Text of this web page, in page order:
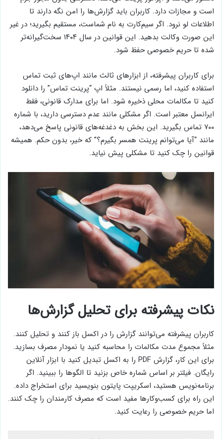
طبق قانون جرایم رایانه‌ای ایران، اپراتورها اطلاعات را تا ۶ ماه ذخیره
می‌کنند. برای پرینت خط خود، هیچ حکمی لازم نیست، اما برای
دیگران نیاز به حکم قضایی دارد. مثلاً در پرونده‌های قضایی، قاضی
دستور می‌دهد و اپراتور پرینت می‌دهد. دسترسی بدون مجوز جرم
است و مجازات دارد. کاربران باید گزارش‌ها را امن نگه دارند تا
اطلاعات لو نرود. اگر سیم‌کارت به نام شماست، مستقیم بگیرید؛ در غیر
این صورت وکالت بدهید. این قوانین در سال ۱۴۰۴ سخت‌گیرانه‌تر
شده تا حریم خصوصی حفظ شود.
برای کاربران پیشرفته، از ابزارهای ثالث مانند اپ‌های ثبت تماس
استفاده کنید، اما رسمی نیستند. مثلاً اپ “پرینت تماس” را دانلود
کنید تا مکالمات محلی ذخیره شود. اما برای مدارک قانونی، فقط
ایرانسل معتبر است. اگر مشکلی مانند عدم دسترسی دارید، با شماره
۷۰۰ تماس بگیرید. این بخش به دغدغه‌های قانونی پاسخ می‌دهد،
مانند “آیا می‌توانم پرینت همسر بگیرم؟” که خیر، بدون حکم. همیشه
قوانین را چک کنید تا مشکلی پیش نیاید.
نکات پیشرفته برای تحلیل گزارش‌ها
کاربران پیشرفته می‌توانند گزارش را در اکسل باز کنند و تحلیل کنند.
مثلاً مجموع مدت مکالمات را محاسبه کنید یا نمودار مصرف بسازید.
برای این کار، گزارش PDF را به اکسل تبدیل کنید با ابزار آنلاین
رایگان. فیلتر بر اساس شماره خاص بزنید تا الگوها را ببینید. اگر